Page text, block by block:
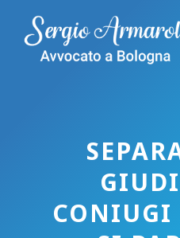
contenuto
CONIUGI